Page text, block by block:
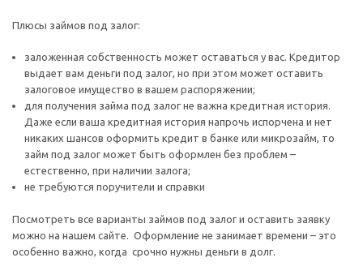
Плюсы займов под залог:
заложенная собственность может оставаться у вас. Кредитор
выдает вам деньги под залог, но при этом может оставить
залоговое имущество в вашем распоряжении;
для получения займа под залог не важна кредитная история.
Даже если ваша кредитная история напрочь испорчена и нет
никаких шансов оформить кредит в банке или микрозайм, то
займ под залог может быть оформлен без проблем –
естественно, при наличии залога;
не требуются поручители и справки
Посмотреть все варианты займов под залог и оставить заявку
можно на нашем сайте. Оформление не занимает времени – это
особенно важно, когда срочно нужны деньги в долг.